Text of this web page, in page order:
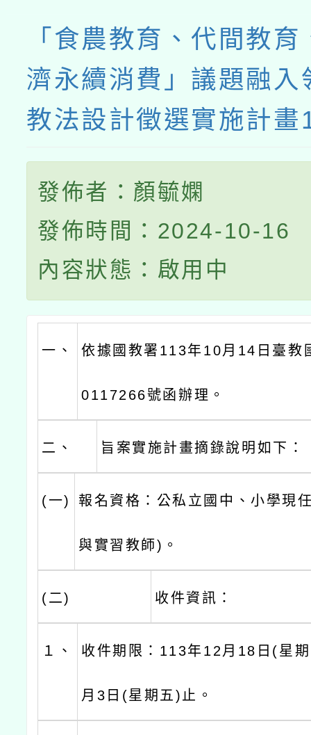
「食農教育、代間教
濟永續消費」議題融入
教法設計徵選實施計畫
發佈者：顏毓嫻
發佈時間：2024-10-16
內容狀態：啟用中
一、 依據國教署113年10月14日臺教
0117266號函辦理。
二、 旨案實施計畫摘錄說明如下：
(一) 報名資格：公私立國中、小學現
與實習教師)。
(二) 收件資訊：
１、 收件期限：113年12月18日(星
月3日(星期五)止。